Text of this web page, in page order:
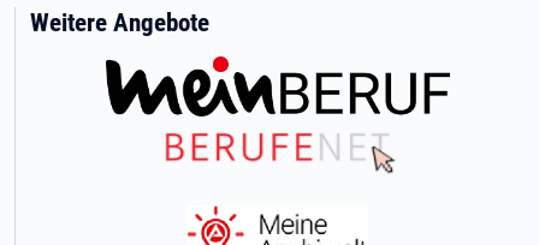
Weitere Angebote